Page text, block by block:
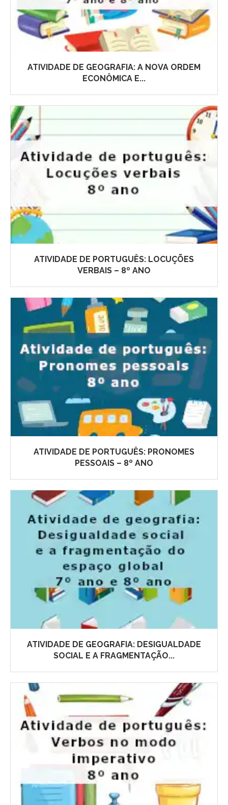
ATIVIDADE DE GEOGRAFIA: A NOVA ORDEM
ECONÔMICA E...
ATIVIDADE DE PORTUGUÊS: LOCUÇÕES
VERBAIS – 8º ANO
ATIVIDADE DE PORTUGUÊS: PRONOMES
PESSOAIS – 8º ANO
ATIVIDADE DE GEOGRAFIA: DESIGUALDADE
SOCIAL E A FRAGMENTAÇÃO...